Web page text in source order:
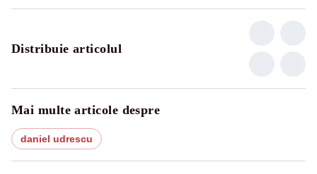
Distribuie articolul
Mai multe articole despre
daniel udrescu